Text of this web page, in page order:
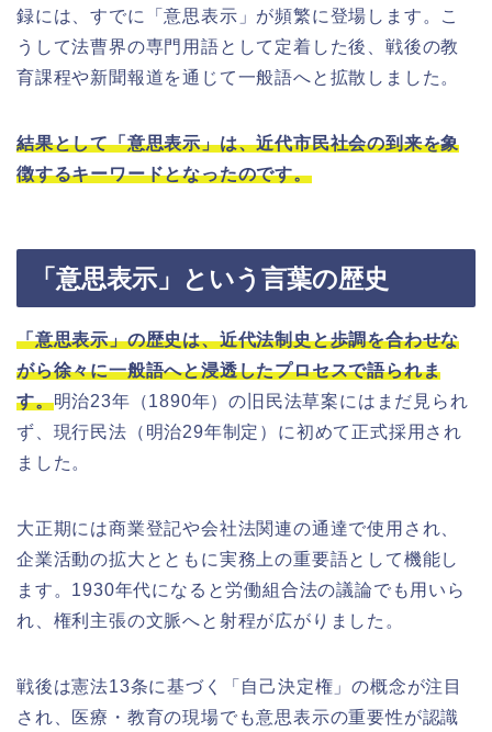
録には、すでに「意思表示」が頻繁に登場します。こ
うして法曹界の専門用語として定着した後、戦後の教
育課程や新聞報道を通じて一般語へと拡散しました。
結果として「意思表示」は、近代市民社会の到来を象
徴するキーワードとなったのです。
「意思表示」という言葉の歴史
「意思表示」の歴史は、近代法制史と歩調を合わせな
がら徐々に一般語へと浸透したプロセスで語られま
す。明治23年（1890年）の旧民法草案にはまだ見られ
ず、現行民法（明治29年制定）に初めて正式採用され
ました。
大正期には商業登記や会社法関連の通達で使用され、
企業活動の拡大とともに実務上の重要語として機能し
ます。1930年代になると労働組合法の議論でも用いら
れ、権利主張の文脈へと射程が広がりました。
戦後は憲法13条に基づく「自己決定権」の概念が注目
され、医療・教育の現場でも意思表示の重要性が認識